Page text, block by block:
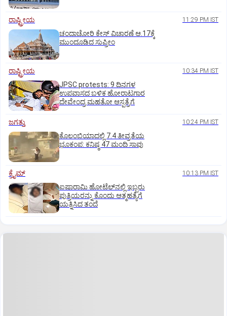
ರಾಷ್ಟ್ರೀಯ 11:29 PM IST
ಚಂದಾಚೋರಿ ಕೇಸ್‌ ವಿಚಾರಣೆ ಆ.17ಕ್ಕೆ
ಮುಂದೂಡಿದ ಸುಪ್ರೀಂ
ರಾಷ್ಟ್ರೀಯ 10:34 PM IST
JPSC protests: 9 ದಿನಗಳ
ಉಪವಾಸದ ಬಳಿಕ ಹೋರಾಟಗಾರ
ದೇವೇಂದ್ರ ಮಹತೋ ಆಸ್ಪತ್ರೆಗೆ
ಜಗತ್ತು 10:24 PM IST
ಕೊಲಂಬಿಯಾದಲ್ಲಿ 7.4 ತೀವ್ರತೆಯ
ಭೂಕಂಪ: ಕನಿಷ್ಠ 47 ಮಂದಿ ಸಾವು
ಕ್ರೈಮ್ 10:13 PM IST
ಐಷಾರಾಮಿ ಹೋಟೆಲ್‌ನಲ್ಲಿ ಇಬ್ಬರು
ಪುತ್ರಿಯರನ್ನು ಕೊಂದು ಆತ್ಮಹತ್ಯೆಗೆ
ಯತ್ನಿಸಿದ ತಂದೆ